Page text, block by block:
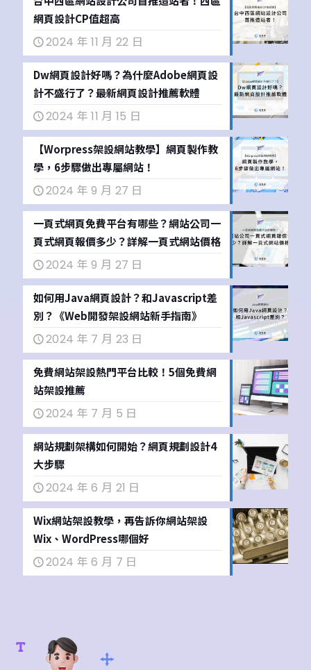
網頁設計CP值超高
2024 年 11 月 22 日
Dw網頁設計好嗎？為什麼Adobe網頁設
計不盛行了？最新網頁設計推薦軟體
2024 年 11 月 15 日
【Worpress架設網站教學】網頁製作教
學，6步驟做出專屬網站！
2024 年 9 月 27 日
一頁式網頁免費平台有哪些？網站公司一
頁式網頁報價多少？詳解一頁式網站價格
2024 年 9 月 27 日
如何用Java網頁設計？和Javascript差
別？《Web開發架設網站新手指南》
2024 年 7 月 23 日
免費網站架設熱門平台比較！5個免費網
站架設推薦
2024 年 7 月 5 日
網站規劃架構如何開始？網頁規劃設計4
大步驟
2024 年 6 月 21 日
Wix網站架設教學，再告訴你網站架設
Wix、WordPress哪個好
2024 年 6 月 7 日